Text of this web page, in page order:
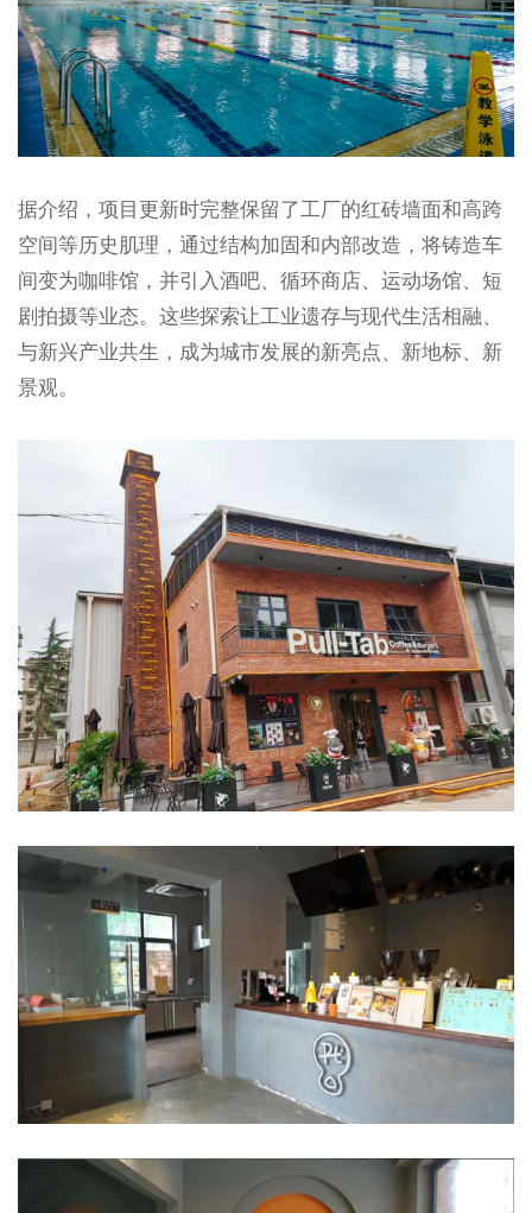
据介绍，项目更新时完整保留了工厂的红砖墙面和高跨
空间等历史肌理，通过结构加固和内部改造，将铸造车
间变为咖啡馆，并引入酒吧、循环商店、运动场馆、短
剧拍摄等业态。这些探索让工业遗存与现代生活相融、
与新兴产业共生，成为城市发展的新亮点、新地标、新
景观。